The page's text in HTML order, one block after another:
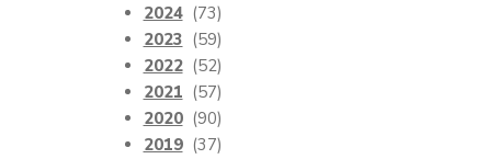
2024 (73)
2023 (59)
2022 (52)
2021 (57)
2020 (90)
2019 (37)